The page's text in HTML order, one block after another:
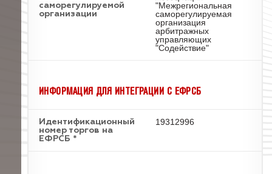
саморегулируемой
организации
"Межрегиональная
саморегулируемая
организация
арбитражных
управляющих
"Содействие"
ИНФОРМАЦИЯ ДЛЯ ИНТЕГРАЦИИ С ЕФРСБ
Идентификационный
номер торгов на
ЕФРСБ *
19312996